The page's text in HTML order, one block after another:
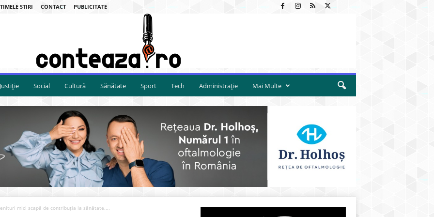
STIRI CONTACT PUBLICITATE
Justiție Social Cultură Sănătate Sport Tech Administrație Mai Multe
mici scapă de contribuția la sănătate....